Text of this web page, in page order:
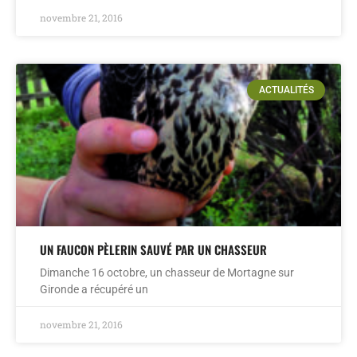
novembre 21, 2016
ACTUALITÉS
UN FAUCON PÈLERIN SAUVÉ PAR UN CHASSEUR
Dimanche 16 octobre, un chasseur de Mortagne sur
Gironde a récupéré un
novembre 21, 2016